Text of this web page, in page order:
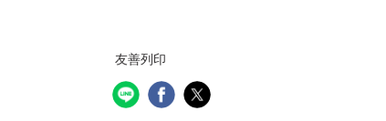
友善列印